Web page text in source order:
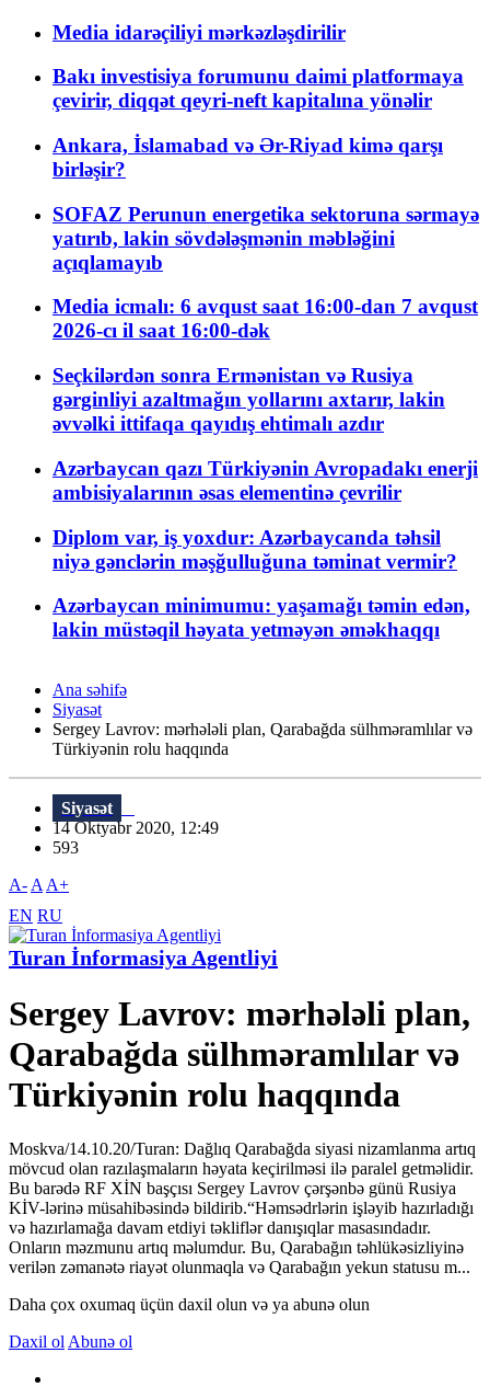
Media idarəçiliyi mərkəzləşdirilir
Bakı investisiya forumunu daimi platformaya
çevirir, diqqət qeyri-neft kapitalına yönəlir
Ankara, İslamabad və Ər-Riyad kimə qarşı
birləşir?
SOFAZ Perunun energetika sektoruna sərmayə
yatırıb, lakin sövdələşmənin məbləğini
açıqlamayıb
Media icmalı: 6 avqust saat 16:00-dan 7 avqust
2026-cı il saat 16:00-dək
Seçkilərdən sonra Ermənistan və Rusiya
gərginliyi azaltmağın yollarını axtarır, lakin
əvvəlki ittifaqa qayıdış ehtimalı azdır
Azərbaycan qazı Türkiyənin Avropadakı enerji
ambisiyalarının əsas elementinə çevrilir
Diplom var, iş yoxdur: Azərbaycanda təhsil
niyə gənclərin məşğulluğuna təminat vermir?
Azərbaycan minimumu: yaşamağı təmin edən,
lakin müstəqil həyata yetməyən əməkhaqqı
Ana səhifə
Siyasət
Sergey Lavrov: mərhələli plan, Qarabağda sülhməramlılar və
Türkiyənin rolu haqqında
Siyasət
14 Oktyabr 2020, 12:49
593
A- A A+
EN RU
Turan İnformasiya Agentliyi
Sergey Lavrov: mərhələli plan,
Qarabağda sülhməramlılar və
Türkiyənin rolu haqqında
Moskva/14.10.20/Turan: Dağlıq Qarabağda siyasi nizamlanma artıq
mövcud olan razılaşmaların həyata keçirilməsi ilə paralel getməlidir.
Bu barədə RF XİN başçısı Sergey Lavrov çərşənbə günü Rusiya
KİV-lərinə müsahibəsində bildirib.“Həmsədrlərin işləyib hazırladığı
və hazırlamağa davam etdiyi təkliflər danışıqlar masasındadır.
Onların məzmunu artıq məlumdur. Bu, Qarabağın təhlükəsizliyinə
verilən zəmanətə riayət olunmaqla və Qarabağın yekun statusu m...
Daha çox oxumaq üçün daxil olun və ya abunə olun
Daxil ol Abunə ol